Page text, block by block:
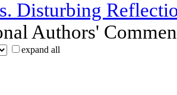
Disturbing
Authors'
expand all